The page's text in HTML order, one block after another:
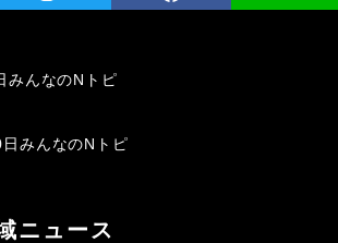
みんなのNトピ
みんなのNトピ
ニュース